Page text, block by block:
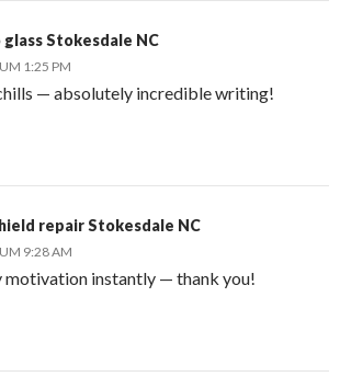
glass Stokesdale NC
1:25 PM
— absolutely incredible writing!
repair Stokesdale NC
9:28 AM
motivation instantly — thank you!